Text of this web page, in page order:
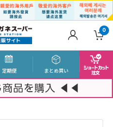
0
定期便 まとめ買い